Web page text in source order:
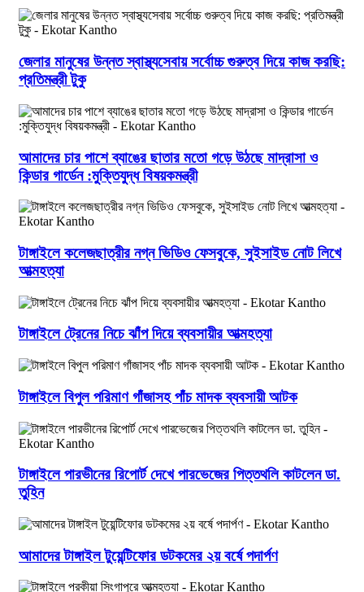
জেলার মানুষের উন্নত স্বাস্থ্যসেবায় সর্বোচ্চ গুরুত্ব দিয়ে কাজ করছি:
প্রতিমন্ত্রী টুকু
আমাদের চার পাশে ব্যাঙের ছাতার মতো গড়ে উঠছে মাদ্রাসা ও
কিন্ডার গার্ডেন :মুক্তিযুদ্ধ বিষয়কমন্ত্রী
টাঙ্গাইলে কলেজছাত্রীর নগ্ন ভিডিও ফেসবুকে, সুইসাইড নোট লিখে
আত্মহত্যা
টাঙ্গাইলে ট্রেনের নিচে ঝাঁপ দিয়ে ব্যবসায়ীর আত্মহত্যা
টাঙ্গাইলে বিপুল পরিমাণ গাঁজাসহ পাঁচ মাদক ব্যবসায়ী আটক
টাঙ্গাইলে পারভীনের রিপোর্ট দেখে পারভেজের পিত্তথলি কাটলেন ডা.
তুহিন
আমাদের টাঙ্গাইল টুয়েন্টিফোর ডটকমের ২য় বর্ষে পদার্পণ